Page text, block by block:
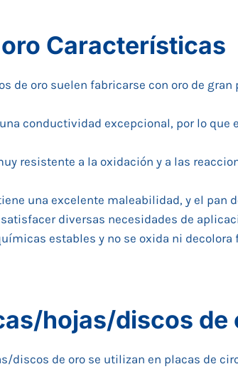
Características
de oro suelen fabricarse con oro de
conductividad excepcional, por lo
resistente a la oxidación y a las
una excelente maleabilidad, y el
diversas necesidades de
estables y no se oxida ni
hojas/discos de
discos de oro se utilizan en placas de